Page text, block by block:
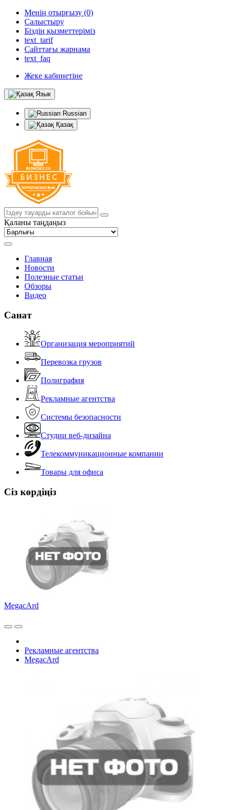
Менің отырғызу (0)
Салыстыру
Біздің қызметтеріміз
text_tarif
Сайттағы жарнама
text_faq
Жеке кабинетіне
Язык
Russian
Қазақ
Қаланы таңдаңыз
Главная
Новости
Полезные статьи
Обзоры
Видео
Санат
Организация мероприятий
Перевозка грузов
Полиграфия
Рекламные агентства
Системы безопасности
Студии веб-дизайна
Телекоммуникационные компании
Товары для офиса
Сіз көрдіңіз
MegacArd
Рекламные агентства
MegacArd